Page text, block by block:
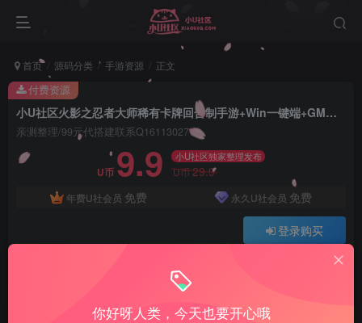
首页 源码分类 手游资源 正文
小U社区火影之忍者大师稀有卡牌回合制手游+Win一键端+GM管理后台+搭建视频
亲测整理/99元代搭建联系Q1611302771
U币 9.9 小U社区独家整理发布
U币29.9
年费U社会员 免费 永久U社会员 免费
登录购买
Q:1337861109 V:ywsy663
小U站长亲测整理如有问题联系Q1337861109
付费资源
你好呀人类，今天也要开心哦